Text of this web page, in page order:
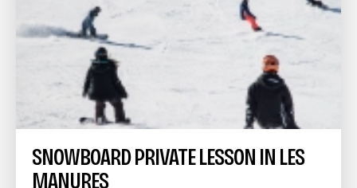
SNOWBOARD PRIVATE LESSON IN LES
MANURES